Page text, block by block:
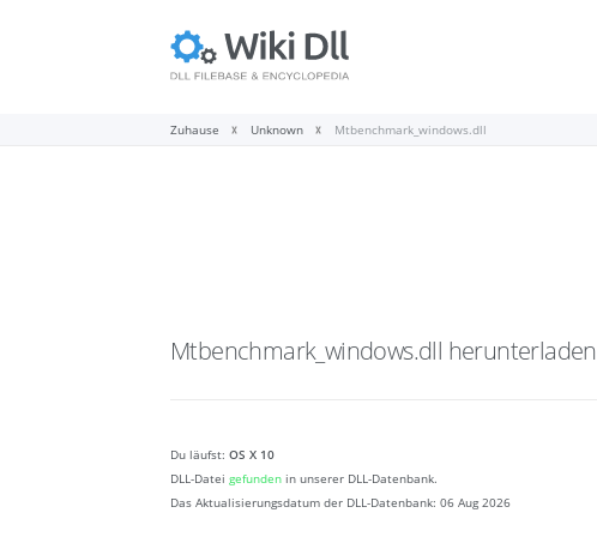
Zuhause Unknown Mtbenchmark_windows.dll
Mtbenchmark_windows.dll herunterladen
Du läufst: OS X 10
DLL-Datei gefunden in unserer DLL-Datenbank.
Das Aktualisierungsdatum der DLL-Datenbank: 06 Aug 2026